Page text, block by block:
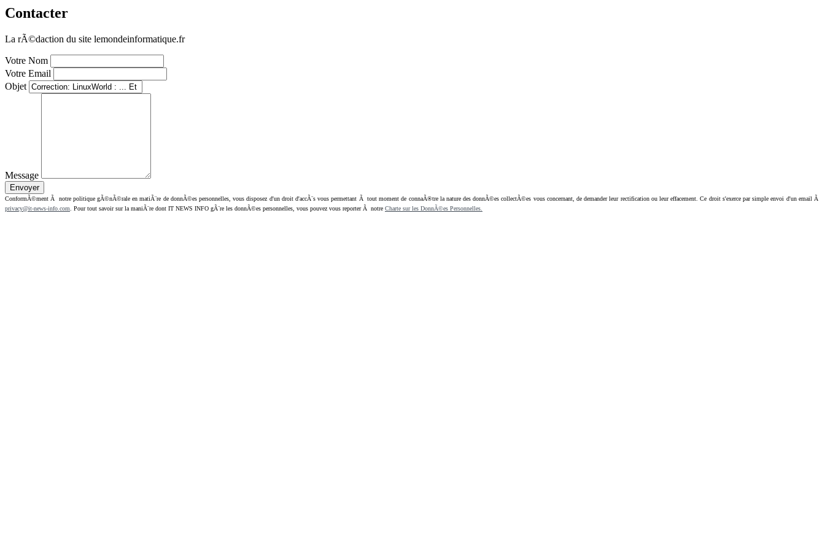
Contacter
La rÃ©daction du site lemondeinformatique.fr
Votre Nom
Votre Email
Objet
Message
ConformÃ©ment Ã notre politique gÃ©nÃ©rale en matiÃ¨re de donnÃ©es personnelles, vous disposez d'un droit d'accÃ¨s vous permettant Ã tout moment de connaÃ®tre la nature des donnÃ©es collectÃ©es vous concernant, de demander leur rectification ou leur effacement. Ce droit s'exerce par simple envoi d'un email Ã
privacy@it-news-info.com . Pour tout savoir sur la maniÃ¨re dont IT NEWS INFO gÃ¨re les donnÃ©es personnelles, vous pouvez vous reporter Ã notre Charte sur les DonnÃ©es Personnelles.